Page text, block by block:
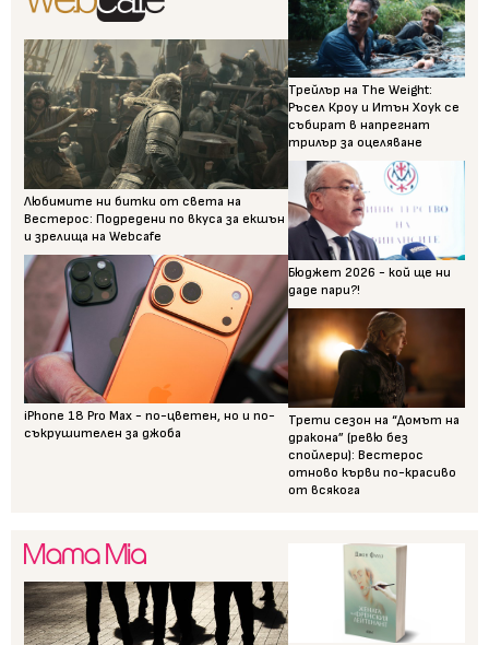
Любимите ни битки от света на
Вестерос: Подредени по вкуса за екшън
и зрелища на Webcafe
iPhone 18 Pro Max - по-цветен, но и по-
съкрушителен за джоба
Трейлър на The Weight:
Ръсел Кроу и Итън Хоук се
събират в напрегнат
трилър за оцеляване
Бюджет 2026 - кой ще ни
даде пари?!
Трети сезон на “Домът на
дракона” (ревю без
спойлери): Вестерос
отново кърви по-красиво
от всякога